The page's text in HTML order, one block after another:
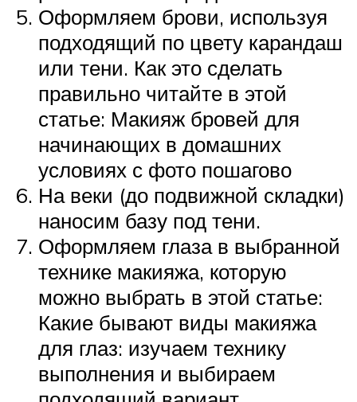
Оформляем брови, используя
подходящий по цвету карандаш
или тени. Как это сделать
правильно читайте в этой
статье: Макияж бровей для
начинающих в домашних
условиях с фото пошагово
На веки (до подвижной складки)
наносим базу под тени.
Оформляем глаза в выбранной
технике макияжа, которую
можно выбрать в этой статье:
Какие бывают виды макияжа
для глаз: изучаем технику
выполнения и выбираем